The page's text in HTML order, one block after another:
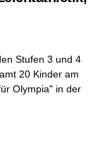
Stufen 3 und 4
20 Kinder am
Olympia" in der